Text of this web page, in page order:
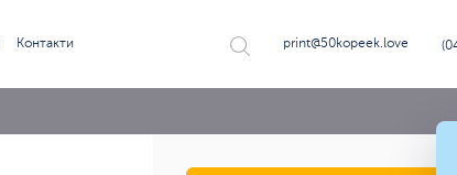
Контакти print@50kopeek.love